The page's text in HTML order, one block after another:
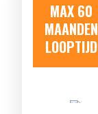
MAX 60
MAANDEN
LOOPTIJD